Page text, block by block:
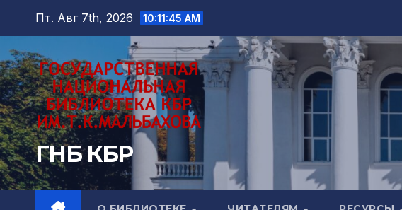
Перейти
содержимому
Пт. Авг 7th, 2026 10:11:46 AM
ГНБ КБР